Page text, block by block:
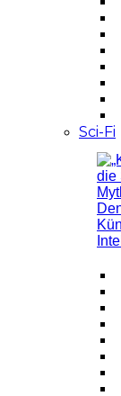
Sci-Fi